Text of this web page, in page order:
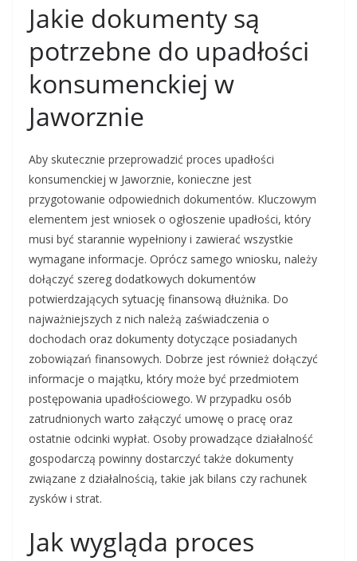
Jakie dokumenty są
potrzebne do upadłości
konsumenckiej w
Jaworznie
Aby skutecznie przeprowadzić proces upadłości
konsumenckiej w Jaworznie, konieczne jest
przygotowanie odpowiednich dokumentów. Kluczowym
elementem jest wniosek o ogłoszenie upadłości, który
musi być starannie wypełniony i zawierać wszystkie
wymagane informacje. Oprócz samego wniosku, należy
dołączyć szereg dodatkowych dokumentów
potwierdzających sytuację finansową dłużnika. Do
najważniejszych z nich należą zaświadczenia o
dochodach oraz dokumenty dotyczące posiadanych
zobowiązań finansowych. Dobrze jest również dołączyć
informacje o majątku, który może być przedmiotem
postępowania upadłościowego. W przypadku osób
zatrudnionych warto załączyć umowę o pracę oraz
ostatnie odcinki wypłat. Osoby prowadzące działalność
gospodarczą powinny dostarczyć także dokumenty
związane z działalnością, takie jak bilans czy rachunek
zysków i strat.
Jak wygląda proces